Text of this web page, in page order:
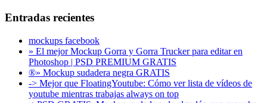
Entradas recientes
mockups facebook
» El mejor Mockup Gorra y Gorra Trucker para editar en
Photoshop | PSD PREMIUM GRATIS
®» Mockup sudadera negra GRATIS
-> Mejor que FloatingYoutube: Cómo ver lista de vídeos de
youtube mientras trabajas always on top